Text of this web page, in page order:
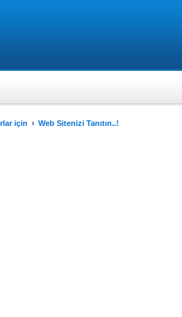
için Web Sitenizi Tanıtın..!